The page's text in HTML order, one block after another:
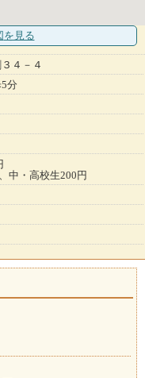
を見る
４－４
分
中・高校生200円